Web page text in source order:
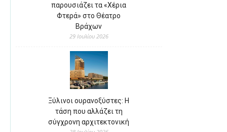
παρουσιάζει τα «Χέρια
Φτερά» στο Θέατρο
Βράχων
29 Ιουλίου 2026
Ξύλινοι ουρανοξύστες: Η
τάση που αλλάζει τη
σύγχρονη αρχιτεκτονική